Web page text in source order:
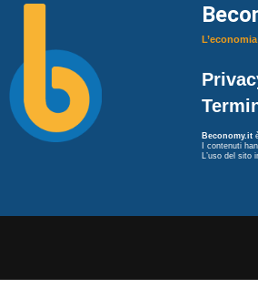
Beconomy.it
I contenuti
L’uso del sito